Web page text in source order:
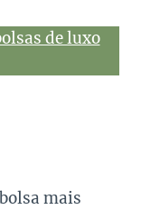
de luxo
mais